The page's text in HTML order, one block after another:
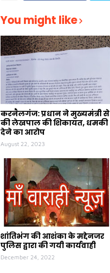
You might like
करनैलगंज: प्रधान ने मुख्यमंत्री से
की लेखपाल की शिकायत, धमकी
देने का आरोप
August 22, 2023
शांतिभंग की आशंका के मद्देनजर
पुलिस द्वारा की गयी कार्यवाही
December 24, 2022